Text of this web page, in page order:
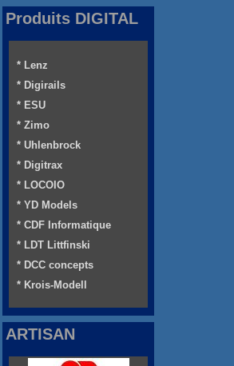
Produits DIGITAL
* Lenz
* Digirails
* ESU
* Zimo
* Uhlenbrock
* Digitrax
* LOCOIO
* YD Models
* CDF Informatique
* LDT Littfinski
* DCC concepts
* Krois-Modell
ARTISAN